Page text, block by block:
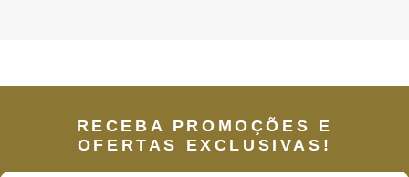
RECEBA PROMOÇÕES E
OFERTAS EXCLUSIVAS!